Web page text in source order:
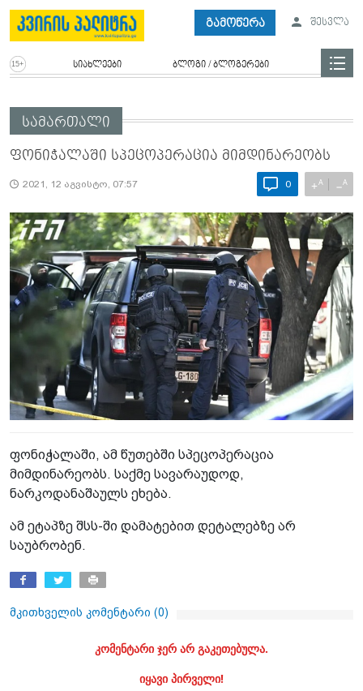
გამოწერა შესვლა
სიახლეები ბლოგი / ბლოგერები
სამართალი
ფონიჭალაში სპეცოპერაცია მიმდინარეობს
2021, 12 აგვისტო, 07:57 0 +A −A
ფონიჭალაში, ამ წუთებში სპეცოპერაცია
მიმდინარეობს. საქმე სავარაუდოდ,
ნარკოდანაშაულს ეხება.
ამ ეტაპზე შსს-ში დამატებით დეტალებზე არ
საუბრობენ.
მკითხველის კომენტარი (0)
კომენტარი ჯერ არ გაკეთებულა.
იყავი პირველი!